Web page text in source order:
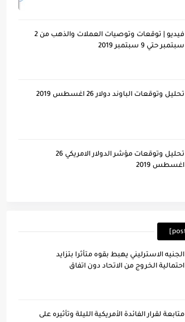
فيديو | توقعات وتوصيات العملات والذهب من 2
سبتمبر حتي 9 سبتمبر 2019
تحليل وتوقعات الباوند دولار 26 اغسطس 2019
تحليل وتوقعات مؤشر الدولار الامريكي 26
اغسطس 2019
الجنيه الاسترليني يهبط بقوه متأثرا بتزايد
احتمالية الخروج من الاتحاد دون اتفاق
متابعة لقرار الفائدة الأمريكية الليلة وتأُثيره على